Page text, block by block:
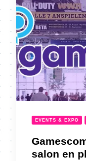
EVENTS & EXPO
salon en